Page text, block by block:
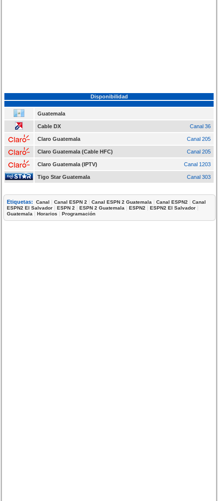
Disponibilidad
Guatemala
Cable DX Canal 36
Claro Guatemala Canal 205
Claro Guatemala (Cable HFC) Canal 205
Claro Guatemala (IPTV) Canal 1203
Tigo Star Guatemala Canal 303
Etiquetas: Canal |Canal ESPN 2 |Canal ESPN 2 Guatemala |Canal ESPN2 |Canal
ESPN2 El Salvador |ESPN 2 |ESPN 2 Guatemala |ESPN2 |ESPN2 El Salvador |
Guatemala |Horarios |Programación